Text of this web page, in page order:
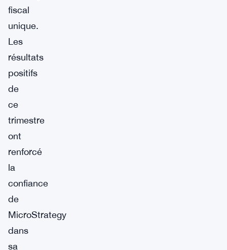
fiscal
unique.
Les
résultats
positifs
de
ce
trimestre
ont
renforcé
la
confiance
de
MicroStrategy
dans
sa